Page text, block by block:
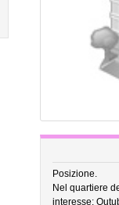
Posizione.
Nel quartiere
interesse: